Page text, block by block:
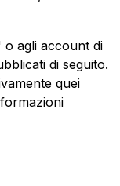
agli account di
di seguito.
quei